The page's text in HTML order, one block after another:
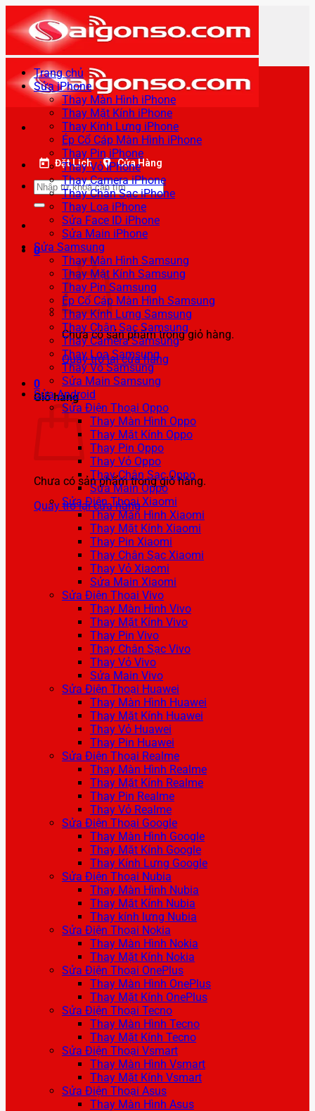
qua
nội
dung
Đặt Lịch Cửa Hàng
Tìm
kiếm:
0
Chưa có sản phẩm trong giỏ hàng.
Quay trở lại cửa hàng
0
Giỏ hàng
Chưa có sản phẩm trong giỏ hàng.
Quay trở lại cửa hàng
Trang chủ
Sửa iPhone
Thay Màn Hình iPhone
Thay Mặt Kính iPhone
Thay Kính Lưng iPhone
Ép Cổ Cáp Màn Hình iPhone
Thay Pin iPhone
Thay Vỏ iPhone
Thay Camera iPhone
Thay Chân Sạc iPhone
Thay Loa iPhone
Sửa Face ID iPhone
Sửa Main iPhone
Sửa Samsung
Thay Màn Hình Samsung
Thay Mặt Kính Samsung
Thay Pin Samsung
Ép Cổ Cáp Màn Hình Samsung
Thay Kính Lưng Samsung
Thay Chân Sạc Samsung
Thay Camera Samsung
Thay Loa Samsung
Thay Vỏ Samsung
Sửa Main Samsung
Sửa Android
Sửa Điện Thoại Oppo
Thay Màn Hình Oppo
Thay Mặt Kính Oppo
Thay Pin Oppo
Thay Vỏ Oppo
Thay Chân Sạc Oppo
Sửa Main Oppo
Sửa Điện Thoại Xiaomi
Thay Màn Hình Xiaomi
Thay Mặt Kính Xiaomi
Thay Pin Xiaomi
Thay Chân Sạc Xiaomi
Thay Vỏ Xiaomi
Sửa Main Xiaomi
Sửa Điện Thoại Vivo
Thay Màn Hình Vivo
Thay Mặt Kính Vivo
Thay Pin Vivo
Thay Chân Sạc Vivo
Thay Vỏ Vivo
Sửa Main Vivo
Sửa Điện Thoại Huawei
Thay Màn Hình Huawei
Thay Mặt Kính Huawei
Thay Vỏ Huawei
Thay Pin Huawei
Sửa Điện Thoại Realme
Thay Màn Hình Realme
Thay Mặt Kính Realme
Thay Pin Realme
Thay Vỏ Realme
Sửa Điện Thoại Google
Thay Màn Hình Google
Thay Mặt Kính Google
Thay Kính Lưng Google
Sửa Điện Thoại Nubia
Thay Màn Hình Nubia
Thay Mặt Kính Nubia
Thay kính lưng Nubia
Sửa Điện Thoại Nokia
Thay Màn Hình Nokia
Thay Mặt Kính Nokia
Sửa Điện Thoại OnePlus
Thay Màn Hình OnePlus
Thay Mặt Kính OnePlus
Sửa Điện Thoại Tecno
Thay Màn Hình Tecno
Thay Mặt Kính Tecno
Sửa Điện Thoại Vsmart
Thay Màn Hình Vsmart
Thay Mặt Kính Vsmart
Sửa Điện Thoại Asus
Thay Màn Hình Asus